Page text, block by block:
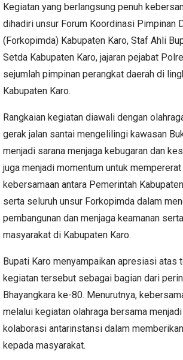
Kegiatan yang berlangsung penuh
dihadiri unsur Forum Koordinasi Pimpinan
(Forkopimda) Kabupaten Karo, Staf Ahli
Setda Kabupaten Karo, jajaran pejabat
sejumlah pimpinan perangkat daerah di
Kabupaten Karo.
Rangkaian kegiatan diawali dengan
gerak jalan santai mengelilingi kawasan
menjadi sarana menjaga kebugaran dan
juga menjadi momentum untuk
kebersamaan antara Pemerintah
serta seluruh unsur Forkopimda dalam
pembangunan dan menjaga keamanan
masyarakat di Kabupaten Karo.
Bupati Karo menyampaikan apresiasi atas
kegiatan tersebut sebagai bagian dari
Bhayangkara ke-80. Menurutnya,
melalui kegiatan olahraga bersama
kolaborasi antarinstansi dalam
kepada masyarakat.